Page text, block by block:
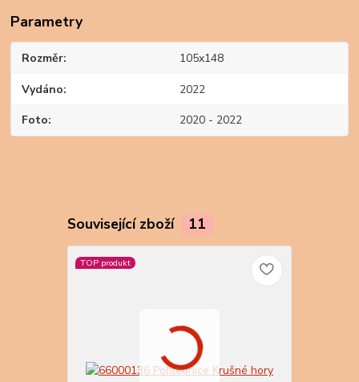
Parametry
Rozměr 105x148
Vydáno 2022
Foto 2020 - 2022
Související zboží 11
TOP produkt